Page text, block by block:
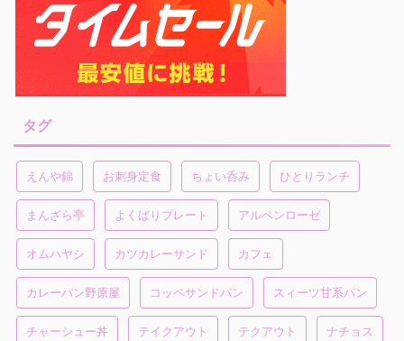
タグ
えんや錦 お刺身定食 ちょい呑み ひとりランチ
まんざら亭 よくばりプレート アルペンローゼ
オムハヤシ カツカレーサンド カフェ
カレーパン野原屋 コッペサンドパン スィーツ甘系パン
チャーシュー丼 テイクアウト テクアウト ナチョス